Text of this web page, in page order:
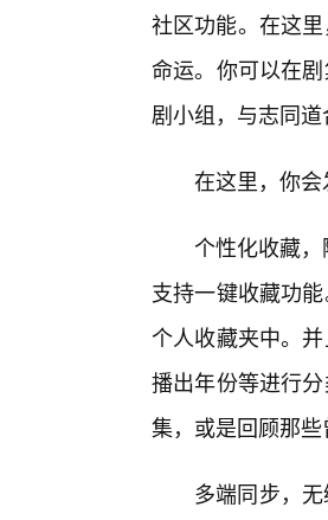
社区功能。在这
命运。你可以在
剧小组，与志同
在这里，你
个性化收藏
支持一键收藏功
个人收藏夹中。
播出年份等进行
集，或是回顾那些
多端同步，